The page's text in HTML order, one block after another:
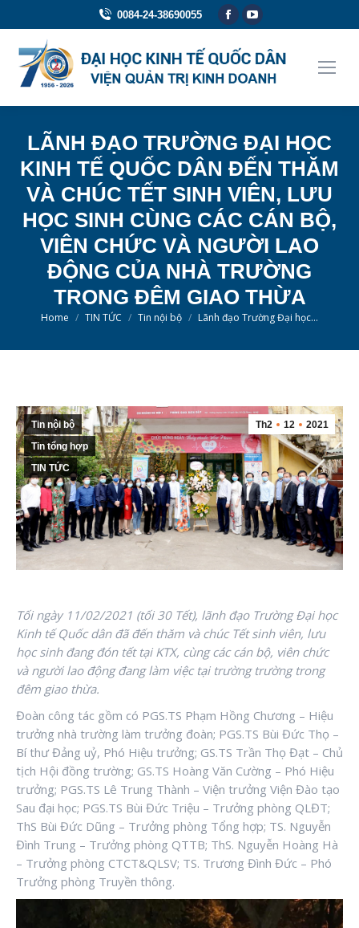
0084-24-38690055
Facebook
opens
in
YouTube
opens
in
LÃNH ĐẠO TRƯỜNG ĐẠI HỌC
KINH TẾ QUỐC DÂN ĐẾN THĂM
VÀ CHÚC TẾT SINH VIÊN, LƯU
HỌC SINH CÙNG CÁC CÁN BỘ,
VIÊN CHỨC VÀ NGƯỜI LAO
ĐỘNG CỦA NHÀ TRƯỜNG
TRONG ĐÊM GIAO THỪA
You are here:
Home TIN TỨC Tin nội bộ Lãnh đạo Trường Đại học…
Th2 12 2021
Tin nội bộ
Tin tổng hợp
TIN TỨC
Tối ngày 11/02/2021 (tối 30 Tết), lãnh đạo Trường Đại học
Kinh tế Quốc dân đã đến thăm và chúc Tết sinh viên, lưu
học sinh đang đón tết tại KTX, cùng các cán bộ, viên chức
và người lao động đang làm việc tại trường trường trong
đêm giao thừa.
Đoàn công tác gồm có PGS.TS Phạm Hồng Chương – Hiệu
trưởng nhà trường làm trưởng đoàn; PGS.TS Bùi Đức Thọ –
Bí thư Đảng uỷ, Phó Hiệu trưởng; GS.TS Trần Thọ Đạt – Chủ
tịch Hội đồng trường; GS.TS Hoàng Văn Cường – Phó Hiệu
trưởng; PGS.TS Lê Trung Thành – Viện trưởng Viện Đào tạo
Sau đại học; PGS.TS Bùi Đức Triệu – Trưởng phòng QLĐT;
ThS Bùi Đức Dũng – Trưởng phòng Tổng hợp; TS. Nguyễn
Đình Trung – Trưởng phòng QTTB; ThS. Nguyễn Hoàng Hà
– Trưởng phòng CTCT&QLSV; TS. Trương Đình Đức – Phó
Trưởng phòng Truyền thông.